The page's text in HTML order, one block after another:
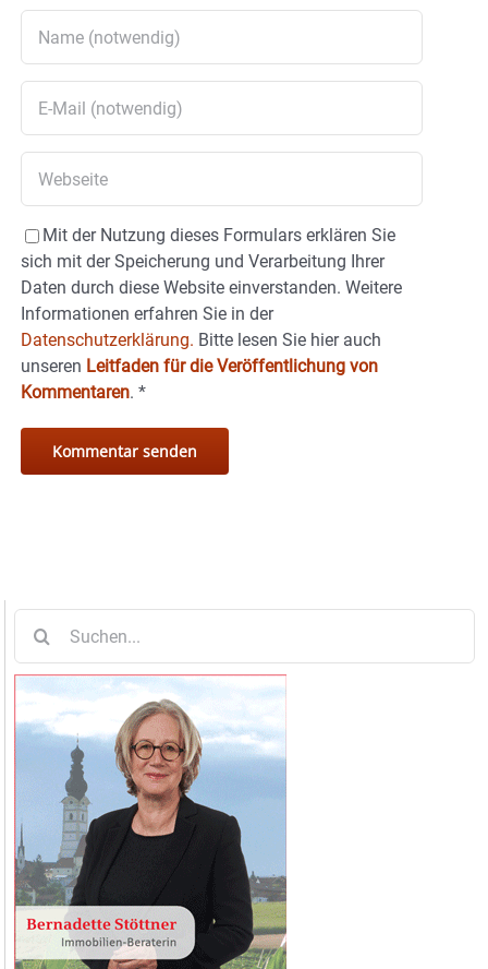
Mit der Nutzung dieses Formulars erklären Sie
sich mit der Speicherung und Verarbeitung Ihrer
Daten durch diese Website einverstanden. Weitere
Informationen erfahren Sie in der
Datenschutzerklärung. Bitte lesen Sie hier auch
unseren Leitfaden für die Veröffentlichung von
Kommentaren. *
nach: